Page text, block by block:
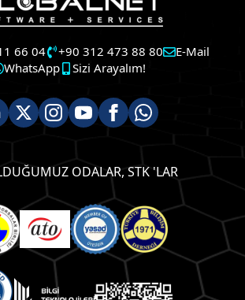
66 04 +90 312 473 88 80
E-Mail
WhatsApp
Sizi Arayalım!
ODALAR, STK 'LAR